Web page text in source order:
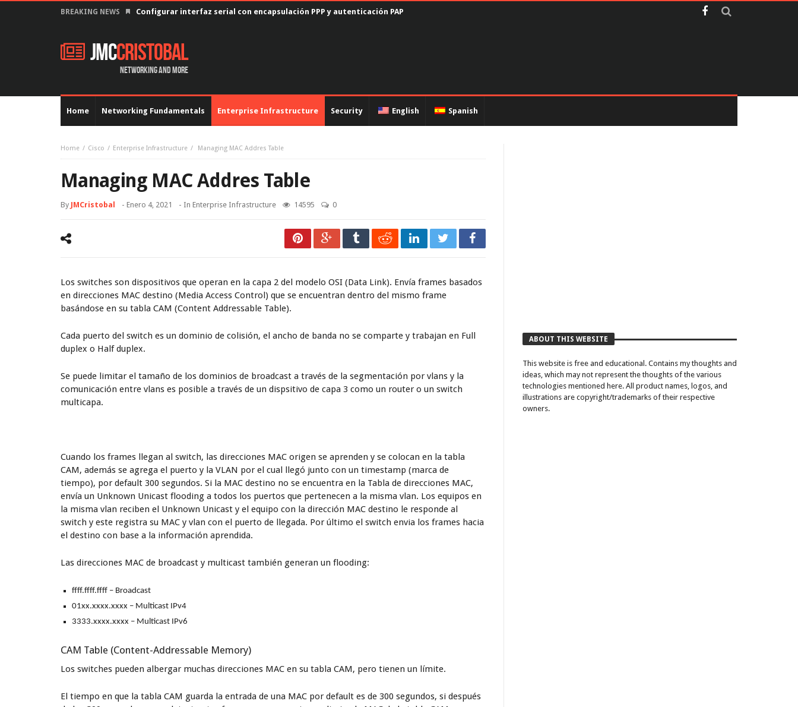
BREAKING NEWS Configurar interfaz serial con encapsulación PPP y autenticación PAP
JMCCristobal
Networking and more
Home Networking Fundamentals Enterprise Infrastructure Security English Spanish
Home Cisco Enterprise Infrastructure Managing MAC Addres Table
Managing MAC Addres Table
By JMCristobal - Enero 4, 2021 - In Enterprise Infrastructure 14595 0
Los switches son dispositivos que operan en la capa 2 del modelo OSI (Data Link). Envía frames basados
en direcciones MAC destino (Media Access Control) que se encuentran dentro del mismo frame
basándose en su tabla CAM (Content Addressable Table).
Cada puerto del switch es un dominio de colisión, el ancho de banda no se comparte y trabajan en Full
duplex o Half duplex.
Se puede limitar el tamaño de los dominios de broadcast a través de la segmentación por vlans y la
comunicación entre vlans es posible a través de un dispsitivo de capa 3 como un router o un switch
multicapa.
Cuando los frames llegan al switch, las direcciones MAC origen se aprenden y se colocan en la tabla
CAM, además se agrega el puerto y la VLAN por el cual llegó junto con un timestamp (marca de
tiempo), por default 300 segundos. Si la MAC destino no se encuentra en la Tabla de direcciones MAC,
envía un Unknown Unicast flooding a todos los puertos que pertenecen a la misma vlan. Los equipos en
la misma vlan reciben el Unknown Unicast y el equipo con la dirección MAC destino le responde al
switch y este registra su MAC y vlan con el puerto de llegada. Por último el switch envia los frames hacia
el destino con base a la información aprendida.
Las direcciones MAC de broadcast y multicast también generan un flooding:
ffff.ffff.ffff – Broadcast
01xx.xxxx.xxxx – Multicast IPv4
3333.xxxx.xxxx – Multicast IPv6
CAM Table (Content-Addressable Memory)
Los switches pueden albergar muchas direcciones MAC en su tabla CAM, pero tienen un límite.
El tiempo en que la tabla CAM guarda la entrada de una MAC por default es de 300 segundos, si después
ABOUT THIS WEBSITE
This website is free and educational. Contains my thoughts and
ideas, which may not represent the thoughts of the various
technologies mentioned here. All product names, logos, and
illustrations are copyright/trademarks of their respective
owners.